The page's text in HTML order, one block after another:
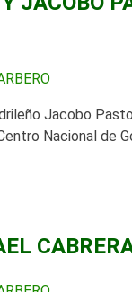
Jacobo
Nacional de